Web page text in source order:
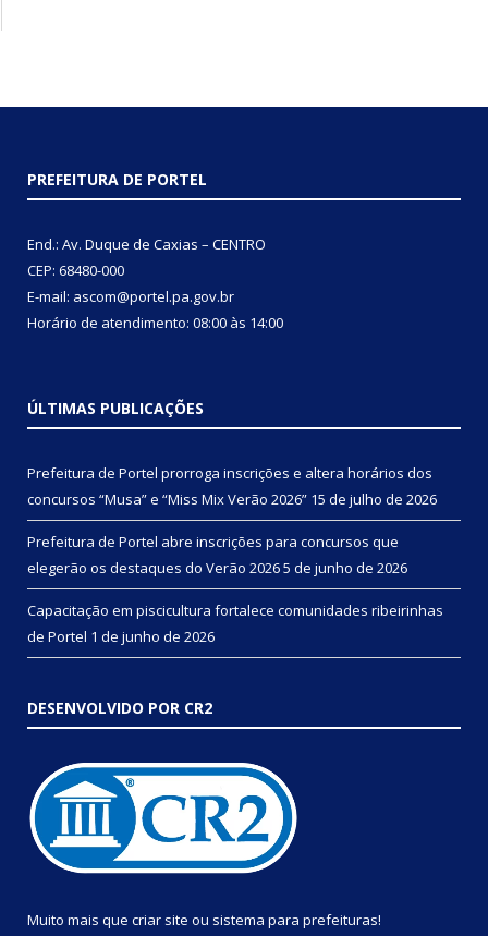
PREFEITURA DE PORTEL
End.: Av. Duque de Caxias – CENTRO
CEP: 68480-000
E-mail: ascom@portel.pa.gov.br
Horário de atendimento: 08:00 às 14:00
ÚLTIMAS PUBLICAÇÕES
Prefeitura de Portel prorroga inscrições e altera horários dos
concursos “Musa” e “Miss Mix Verão 2026” 15 de julho de 2026
Prefeitura de Portel abre inscrições para concursos que
elegerão os destaques do Verão 20265 de junho de 2026
Capacitação em piscicultura fortalece comunidades ribeirinhas
de Portel 1 de junho de 2026
DESENVOLVIDO POR CR2
Muito mais que criar site ou sistema para prefeituras!